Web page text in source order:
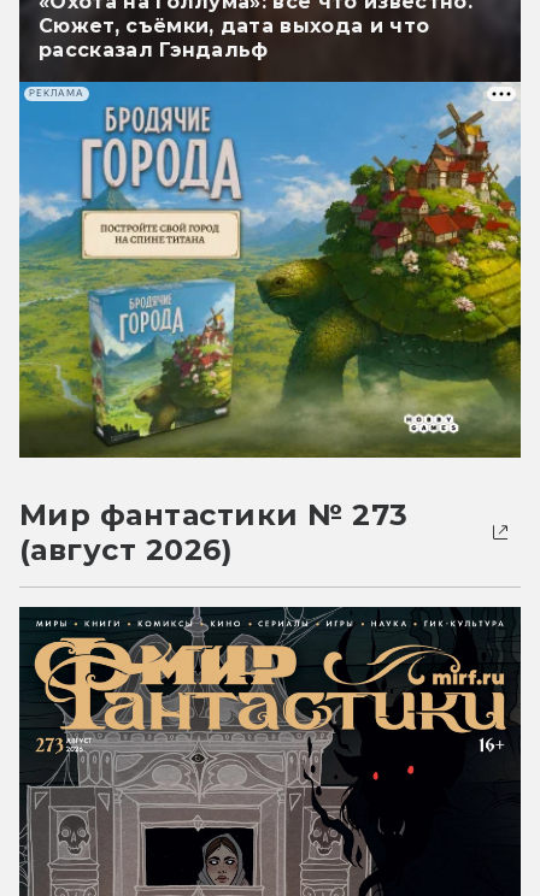
Сюжет, съёмки, дата выхода и что
рассказал Гэндальф
РЕКЛАМА
Мир фантастики № 273
(август 2026)